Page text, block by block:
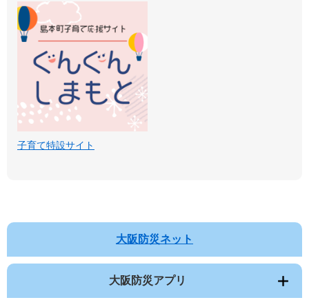
子育て特設サイト
大阪防災ネット
大阪防災アプリ